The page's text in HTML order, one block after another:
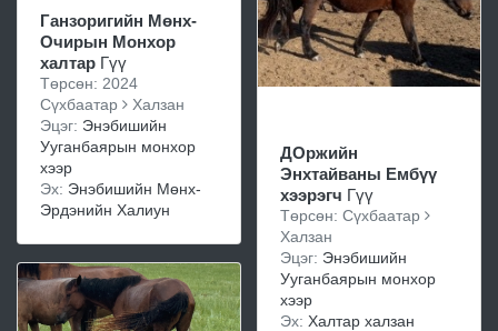
Ганзоригийн Мөнх-
Очирын Монхор
халтар Гүү
Төрсөн: 2024
Сүхбаатар
Халзан
Эцэг: Энэбишийн
Ууганбаярын монхор
хээр
Эх: Энэбишийн Мөнх-
Эрдэнийн Халиун
ДОржийн
Энхтайваны Ембүү
хээрэгч Гүү
Төрсөн: Сүхбаатар
Халзан
Эцэг: Энэбишийн
Ууганбаярын монхор
хээр
Эх: Халтар халзан